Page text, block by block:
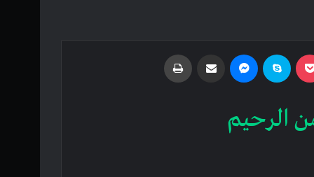
Pocket
Skype
Share via Email
الرحیم